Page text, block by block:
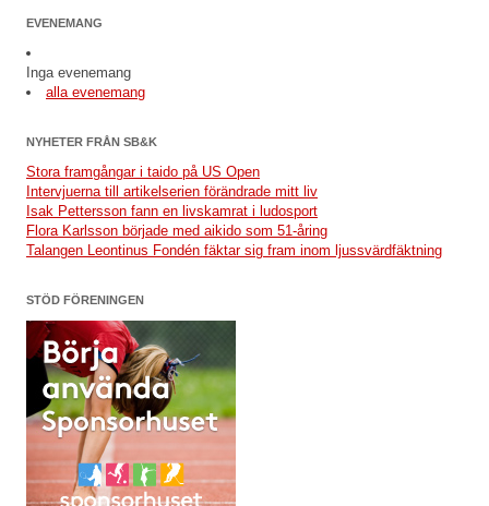
EVENEMANG
Inga evenemang
alla evenemang
NYHETER FRÅN SB&K
Stora framgångar i taido på US Open
Intervjuerna till artikelserien förändrade mitt liv
Isak Pettersson fann en livskamrat i ludosport
Flora Karlsson började med aikido som 51-åring
Talangen Leontinus Fondén fäktar sig fram inom ljussvärdfäktning
STÖD FÖRENINGEN